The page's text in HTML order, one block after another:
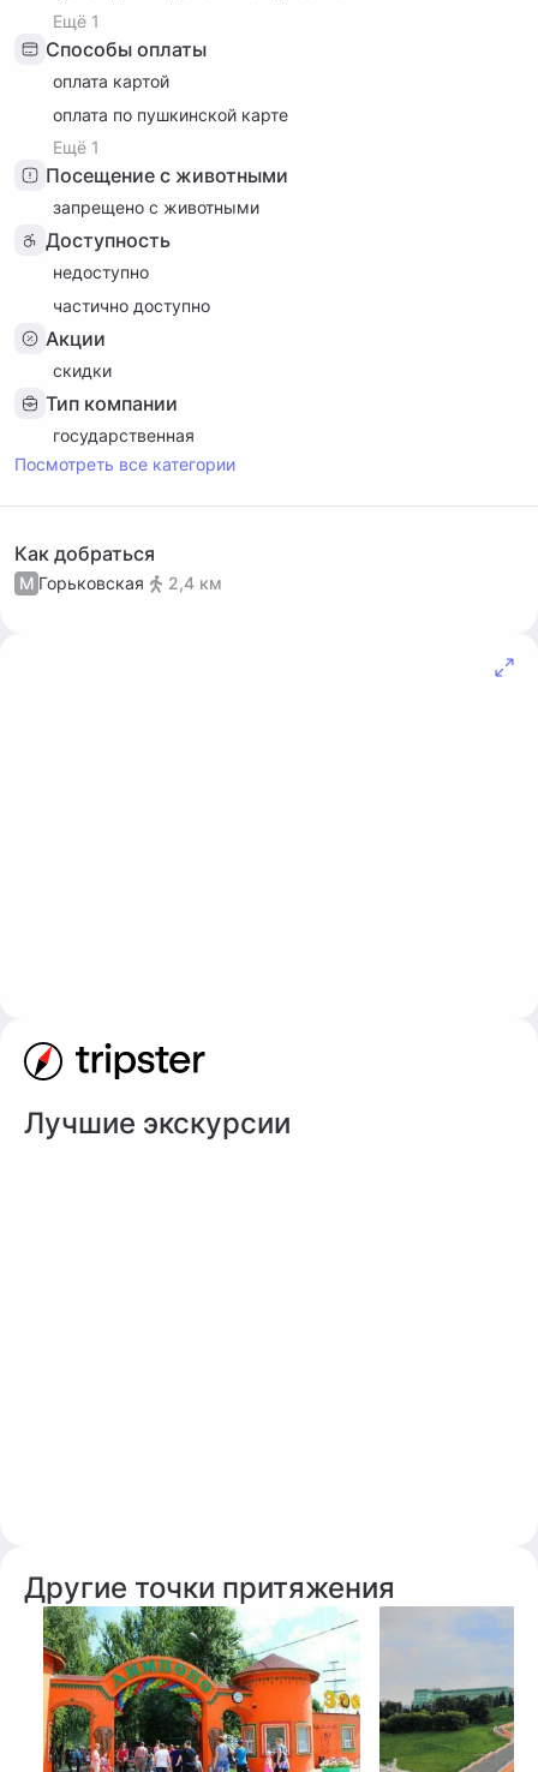
Ещё 1
Способы оплаты
оплата картой
оплата по пушкинской карте
Ещё 1
Посещение с животными
запрещено с животными
Доступность
недоступно
частично доступно
Акции
скидки
Тип компании
государственная
Посмотреть все категории
Как добраться
М Горьковская 2,4 км
Лучшие экскурсии
Другие точки притяжения